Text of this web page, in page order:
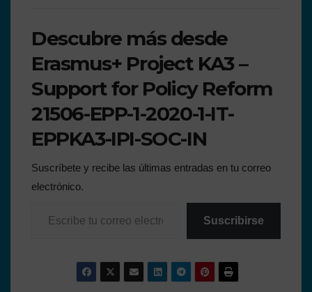
Descubre más desde
Erasmus+ Project KA3 –
Support for Policy Reform
21506-EPP-1-2020-1-IT-
EPPKA3-IPI-SOC-IN
Suscríbete y recibe las últimas entradas en tu correo
electrónico.
Suscribirse